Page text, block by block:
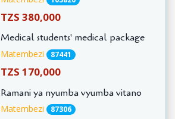
TZS 380,000
Medical students' medical package
Matembezi 87441
TZS 170,000
Ramani ya nyumba vyumba vitano
Matembezi 87306